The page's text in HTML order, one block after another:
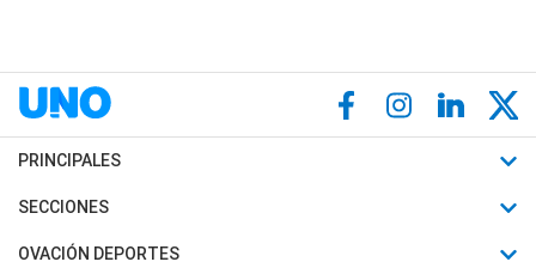
PRINCIPALES
Últimas Noticias
Política
SECCIONES
Horóscopo
OVACIÓN DEPORTES